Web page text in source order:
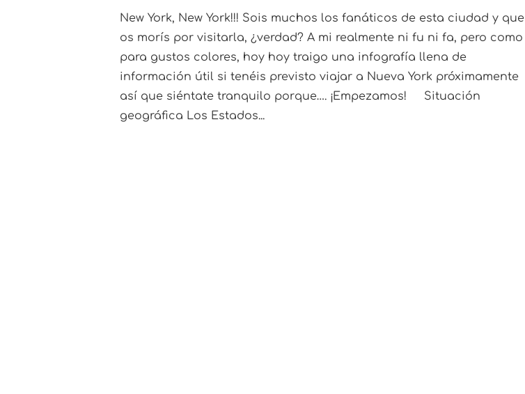
New York, New York!!! Sois muchos los fanáticos de esta ciudad y que
os morís por visitarla, ¿verdad? A mi realmente ni fu ni fa, pero como
para gustos colores, hoy hoy traigo una infografía llena de
información útil si tenéis previsto viajar a Nueva York próximamente
así que siéntate tranquilo porque…. ¡Empezamos! Situación
geográfica Los Estados...